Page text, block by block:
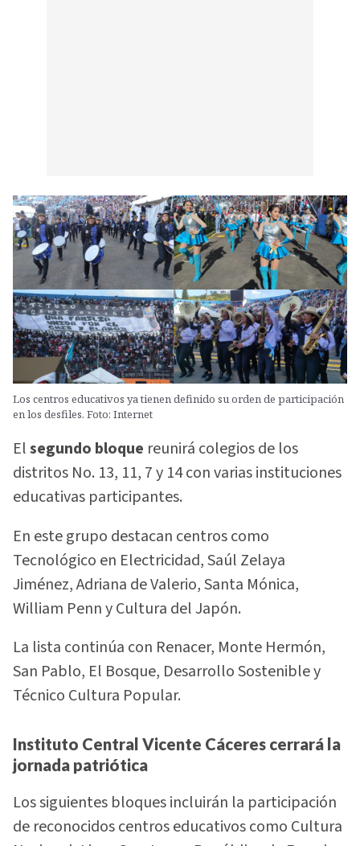
Los centros educativos ya tienen definido su orden de participación
en los desfiles. Foto: Internet
Elsegundo bloque reunirá colegios de los
distritos No. 13, 11, 7 y 14 con varias instituciones
educativas participantes.
En este grupo destacan centros como
Tecnológico en Electricidad, Saúl Zelaya
Jiménez, Adriana de Valerio, Santa Mónica,
William Penn y Cultura del Japón.
La lista continúa con Renacer, Monte Hermón,
San Pablo, El Bosque, Desarrollo Sostenible y
Técnico Cultura Popular.
Instituto Central Vicente Cáceres cerrará la
jornada patriótica
Los siguientes bloques incluirán la participación
de reconocidos centros educativos como Cultura